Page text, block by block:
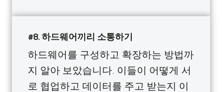
#8. 하드웨어끼리 소통하기
하드웨어를 구성하고 확장하는 방법까
지 알아 보았습니다. 이들이 어떻게 서
로 협업하고 데이터를 주고 받는지 이